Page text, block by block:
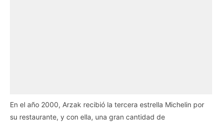
En el año 2000, Arzak recibió la tercera estrella Michelin por
su restaurante, y con ella, una gran cantidad de